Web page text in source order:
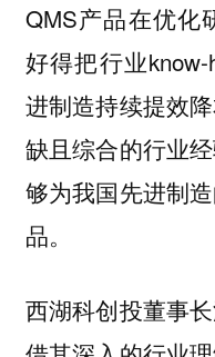
QMS产品在优化
好得把行业
进制造持续提效
缺且综合的行业
够为我国先进制
品。
西湖科创投董事